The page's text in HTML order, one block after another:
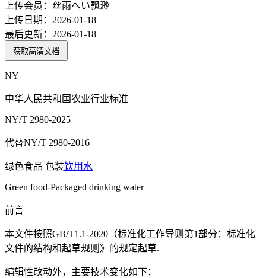
上传会员： 丝雨へい飘渺
上传日期： 2026-01-18
最后更新： 2026-01-18
获取高清文档
NY
中华人民共和国农业行业标准
NY/T 2980-2025
代替NY/T 2980-2016
绿色食品 包装饮用水
Green food-Packaged drinking water
前言
本文件按照GB/T1.1-2020（标准化工作导则第1部分：标准化
文件的结构和起草规则》的规定起草.
编辑性改动外，主要技术变化如下：